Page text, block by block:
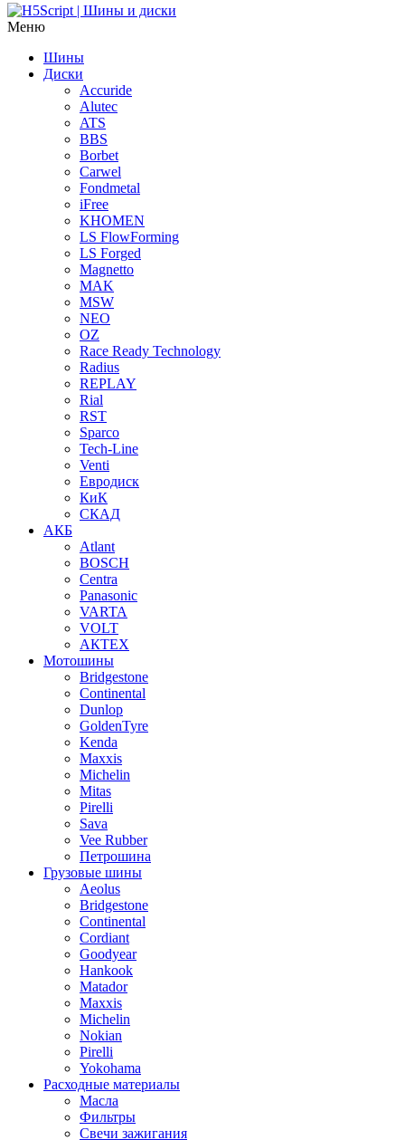
Меню
Шины
Диски
Accuride
Alutec
ATS
BBS
Borbet
Carwel
Fondmetal
iFree
KHOMEN
LS FlowForming
LS Forged
Magnetto
MAK
MSW
NEO
OZ
Race Ready Technology
Radius
REPLAY
Rial
RST
Sparco
Tech-Line
Venti
Евродиск
КиК
СКАД
АКБ
Atlant
BOSCH
Centra
Panasonic
VARTA
VOLT
АКТЕХ
Мотошины
Bridgestone
Continental
Dunlop
GoldenTyre
Kenda
Maxxis
Michelin
Mitas
Pirelli
Sava
Vee Rubber
Петрошина
Грузовые шины
Aeolus
Bridgestone
Continental
Cordiant
Goodyear
Hankook
Matador
Maxxis
Michelin
Nokian
Pirelli
Yokohama
Расходные материалы
Масла
Фильтры
Свечи зажигания